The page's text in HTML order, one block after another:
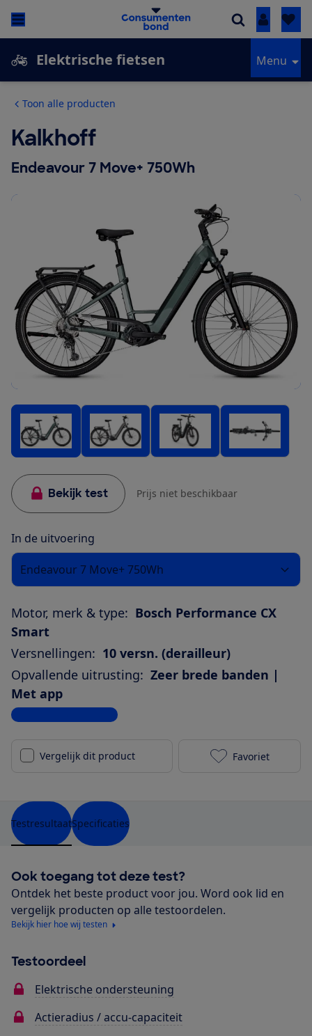
Inloggen
Elektrische fietsen Menu
Toon alle producten
Kalkhoff
Endeavour 7 Move+ 750Wh
Bekijk test Prijs niet beschikbaar
In de uitvoering
Endeavour 7 Move+ 750Wh
Motor, merk & type: Bosch Performance CX
Smart
Versnellingen: 10 versn. (derailleur)
Opvallende uitrusting: Zeer brede banden |
Met app
Bekijk alle specificaties
Vergelijk dit product Kalkhoff
Favoriet
TestresultaatSpecificaties
Ook toegang tot deze test?
Ontdek het beste product voor jou. Word ook lid en
vergelijk producten op alle testoordelen.
Bekijk hier hoe wij testen
Testoordeel
Elektrische ondersteuning
Actieradius / accu-capaciteit